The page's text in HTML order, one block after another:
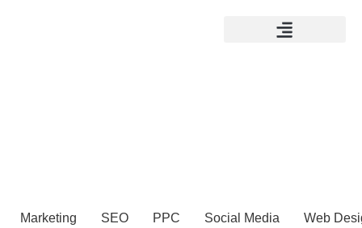
Marketing SEO PPC Social Media Web